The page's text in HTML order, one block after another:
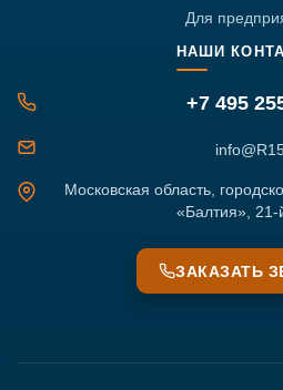
Для
НАШИ
+7 495
Московская область,
«Балтия», 21-
ЗАКАЗАТЬ